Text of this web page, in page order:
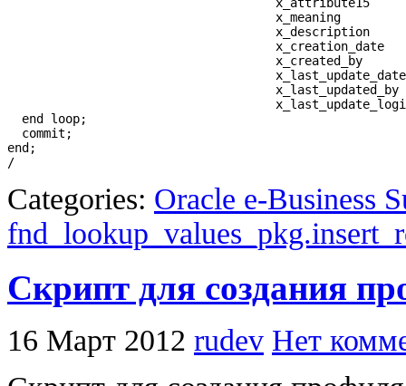
x_meaning
x_description
x_creation_date
x_created_by
x_last_updated_by
  end loop;
  commit;
end;
Categories: Oracle e-Business
Скрипт для создания
16 Март 2012 rudev Нет